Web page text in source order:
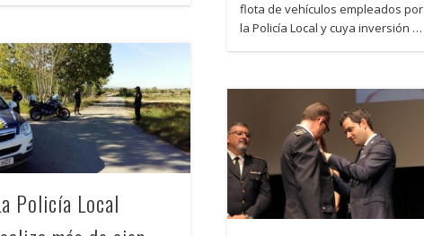
flota de vehículos empleados por
la Policía Local y cuya inversión …
Policía Local